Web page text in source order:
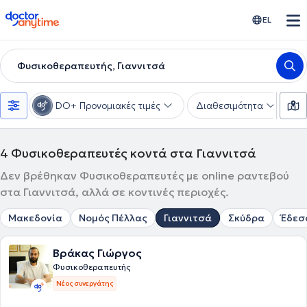
doctoranytime EL
Φυσικοθεραπευτής, Γιαννιτσά
DO+ Προνομιακές τιμές Διαθεσιμότητα
4 Φυσικοθεραπευτές κοντά στα Γιαννιτσά
Δεν βρέθηκαν Φυσικοθεραπευτές με online ραντεβού
στα Γιαννιτσά, αλλά σε κοντινές περιοχές.
Μακεδονία Νομός Πέλλας Γιαννιτσά Σκύδρα
Βράκας Γιώργος
Φυσικοθεραπευτής
Νέος συνεργάτης